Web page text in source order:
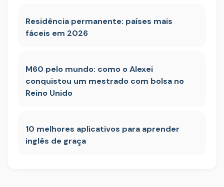
Residência permanente: países mais
fáceis em 2026
M60 pelo mundo: como o Alexei
conquistou um mestrado com bolsa no
Reino Unido
10 melhores aplicativos para aprender
inglês de graça